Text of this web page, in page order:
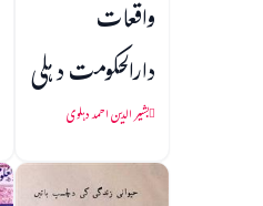
واقعات
دارالحکومت دہلی
بشیر الدین احمد دہلوی